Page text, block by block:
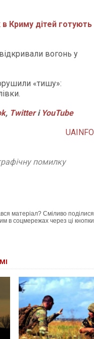
Криму дітей готують
вогонь у
«тишу»:
, Twitterі YouTube
UAINFO
помилку
матеріал? Сміливо поділися
в соцмережах через ці кнопки